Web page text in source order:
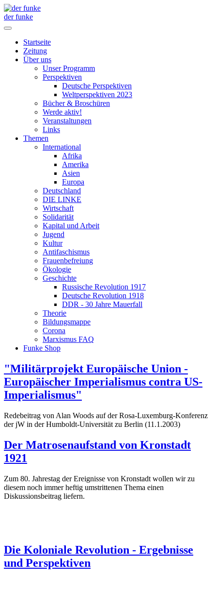
der funke
Startseite
Zeitung
Über uns
Unser Programm
Perspektiven
Deutsche Perspektiven
Weltperspektiven 2023
Bücher & Broschüren
Werde aktiv!
Veranstaltungen
Links
Themen
International
Afrika
Amerika
Asien
Europa
Deutschland
DIE LINKE
Wirtschaft
Solidarität
Kapital und Arbeit
Jugend
Kultur
Antifaschismus
Frauenbefreiung
Ökologie
Geschichte
Russische Revolution 1917
Deutsche Revolution 1918
DDR - 30 Jahre Mauerfall
Theorie
Bildungsmappe
Corona
Marxismus FAQ
Funke Shop
"Militärprojekt Europäische Union -
Europäischer Imperialismus contra US-
Imperialismus"
Redebeitrag von Alan Woods auf der Rosa-Luxemburg-Konferenz
der jW in der Humboldt-Universität zu Berlin (11.1.2003)
Der Matrosenaufstand von Kronstadt
1921
Zum 80. Jahrestag der Ereignisse von Kronstadt wollen wir zu
diesem noch immer heftig umstrittenen Thema einen
Diskussionsbeitrag liefern.
Die Koloniale Revolution - Ergebnisse
und Perspektiven